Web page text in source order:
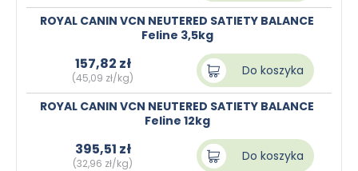
ROYAL CANIN VCN NEUTERED SATIETY BALANCE
Feline 3,5kg
157,82 zł
(45,09 zł/kg) Do koszyka
ROYAL CANIN VCN NEUTERED SATIETY BALANCE
Feline 12kg
395,51 zł
(32,96 zł/kg) Do koszyka